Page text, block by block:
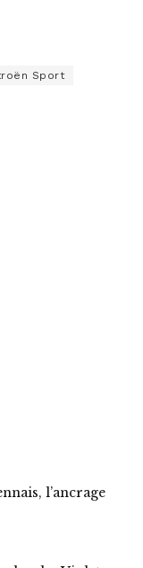
Sport
l’ancrage